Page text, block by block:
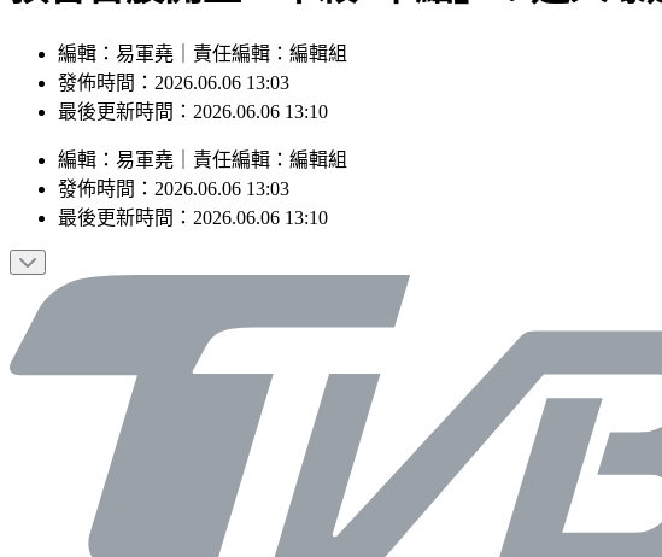
編輯：易軍堯｜責任編輯：編輯組
發佈時間：2026.06.06 13:03
最後更新時間：2026.06.06 13:10
編輯 ： 易軍堯 責任編輯 ： 編輯組
發佈時間： 2026.06.06 13:03
最後更新時間： 2026.06.06 13:10